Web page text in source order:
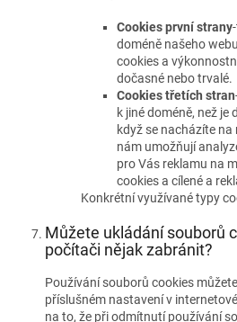
Cookies první strany
doméně našeho
cookies a
dočasné nebo trvalé.
Cookies třetích stran
k jiné doméně, než
když se nacházíte
nám umožňují
pro Vás reklamu na
cookies a cílené a
Konkrétní využívané typy
Můžete ukládání souborů
počítači nějak zabránit?
Používání souborů cookies
příslušném nastavení v
na to, že při odmítnutí používání